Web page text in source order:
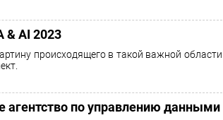
& AI 2023
происходящего в такой важной области
агентство по управлению данными